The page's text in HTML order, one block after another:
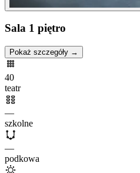
Sala 1 piętro
Pokaż szczegóły →
40
teatr
—
szkolne
—
podkowa